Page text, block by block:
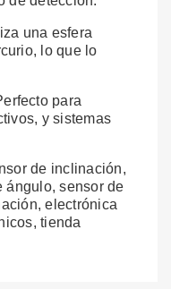
una esfera
lo que lo
para
y sistemas
de inclinación,
ángulo, sensor de
electrónica
tienda